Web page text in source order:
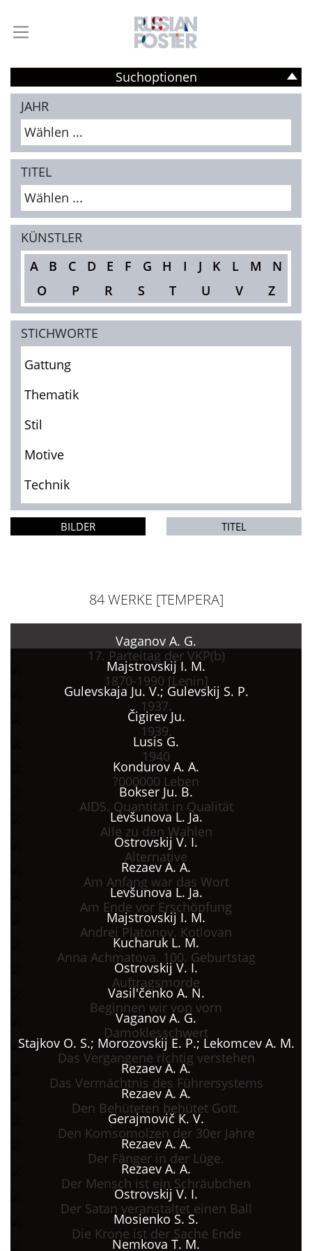
Suchoptionen
JAHR
Wählen ...
TITEL
Wählen ...
KÜNSTLER
A
B C D E F G H I J K L M
N
O
P R S T U V Z
STICHWORTE
Gattung
Thematik
Stil
Motive
Technik
BILDER TITEL
84 WERKE [TEMPERA]
Vaganov A. G.
17. Parteitag der VKP(b)
Majstrovskij I. M.
1870-1990 [Lenin]
Gulevskaja Ju. V.; Gulevskij S. P.
1937.
Čigirev Ju.
1939.
Lusis G.
1940
Kondurov A. A.
?000000 Leben
Bokser Ju. B.
AIDS. Quantität in Qualität
Levšunova L. Ja.
Alle zu den Wahlen
Ostrovskij V. I.
Alternative
Rezaev A. A.
Am Anfang war das Wort
Levšunova L. Ja.
Am Ende vor Erschöpfung
Majstrovskij I. M.
Andrej Platonov. Kotlovan
Kucharuk L. M.
Anna Achmatova. 100. Geburtstag
Ostrovskij V. I.
Auftragsmorde
Vasil'čenko A. N.
Beginnen wir von vorn
Vaganov A. G.
Damoklesschwert
Stajkov O. S.; Morozovskij E. P.; Lekomcev A. M.
Das Vergangene richtig verstehen
Rezaev A. A.
Das Vermächtnis des Führersystems
Rezaev A. A.
Den Behüteten behütet Gott.
Gerajmovič K. V.
Den Komsomolzen der 30er Jahre
Rezaev A. A.
Der Fänger in der Lüge.
Rezaev A. A.
Der Mensch ist ein Schräubchen
Ostrovskij V. I.
Der Satan veranstaltet einen Ball
Mosienko S. S.
Die Krone ist der Sache Ende
Nemkova T. M.